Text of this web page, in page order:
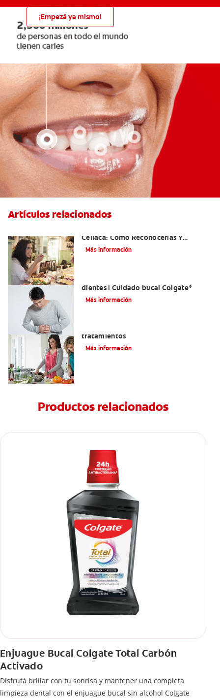
¡Empezá ya mismo!
Artículos relacionados
Celíaca: Cómo Reconocerlas Y
Tratarlas
Más información
dientes | Cuidado bucal Colgate®
Más información
tratamientos
Más información
Productos relacionados
Enjuague Bucal Colgate Total Carbón
Activado
Disfrutá brillar con tu sonrisa y mantener una completa
limpieza dental con el enjuague bucal sin alcohol Colgate